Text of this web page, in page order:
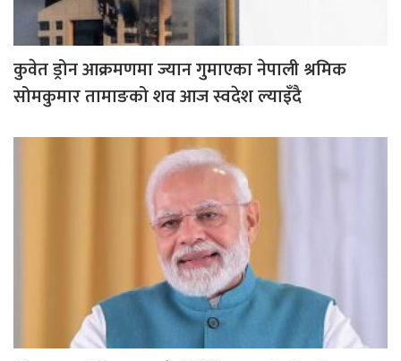
कुवेत ड्रोन आक्रमणमा ज्यान गुमाएका नेपाली श्रमिक
सोमकुमार तामाङको शव आज स्वदेश ल्याइँदै